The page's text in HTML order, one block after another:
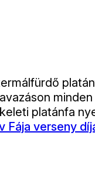
platánfa
Fája verseny